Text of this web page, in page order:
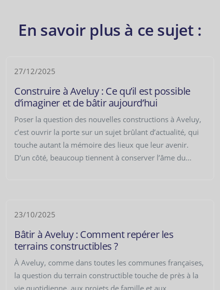
En savoir plus à ce sujet :
27/12/2025
Construire à Aveluy : Ce qu’il est possible
d’imaginer et de bâtir aujourd’hui
Poser la question des nouvelles constructions à Aveluy,
c’est ouvrir la porte sur un sujet brûlant d’actualité, qui
touche autant la mémoire des lieux que leur avenir.
D’un côté, beaucoup tiennent à conserver l’âme du...
23/10/2025
Bâtir à Aveluy : Comment repérer les
terrains constructibles ?
À Aveluy, comme dans toutes les communes françaises,
la question du terrain constructible touche de près à la
vie quotidienne, aux projets de famille et aux